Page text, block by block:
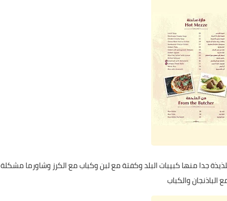
جدا منها كبيبات البلد وكفتة مع لبن وكباب مع الكرز وشاورما مشكلة
والكباب